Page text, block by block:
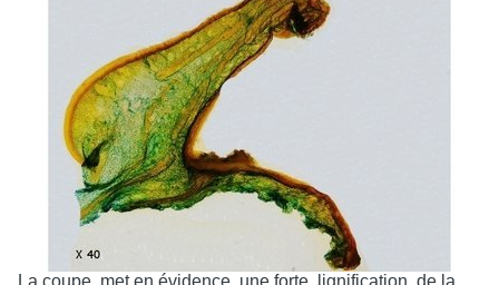
La coupe met en évidence une forte lignification de la